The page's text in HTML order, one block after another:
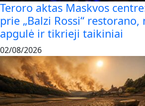
Teroro aktas Maskvos
prie „Balzi Rossi“
apgulė ir tikrieji taikiniai
02/08/2026